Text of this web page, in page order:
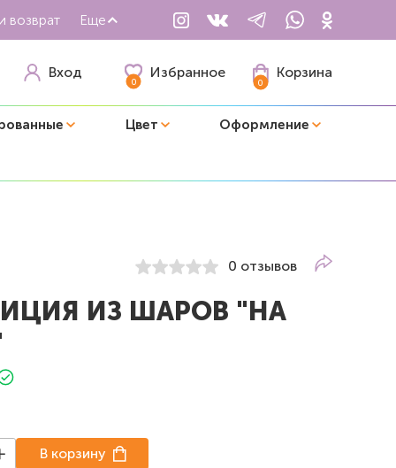
возврат Еще
Вход
0
Избранное
0
Корзина
Цвет Оформление
0 отзывов
ИЗ ШАРОВ "НА
В корзину